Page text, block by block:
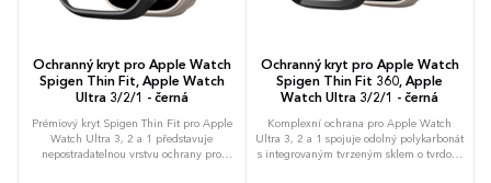
váš rozpočet.
Ochranný kryt pro Apple Watch
Spigen Thin Fit, Apple Watch
Ultra 3/2/1 - černá
Prémiový kryt Spigen Thin Fit pro Apple
Watch Ultra 3, 2 a 1 představuje
nepostradatelnou vrstvu ochrany pro
Ochranný kryt pro Apple Watch
Spigen Thin Fit 360, Apple
Watch Ultra 3/2/1 - černá
Komplexní ochrana pro Apple Watch
Ultra 3, 2 a 1 spojuje odolný polykarbonát
s integrovaným tvrzeným sklem o tvrdosti